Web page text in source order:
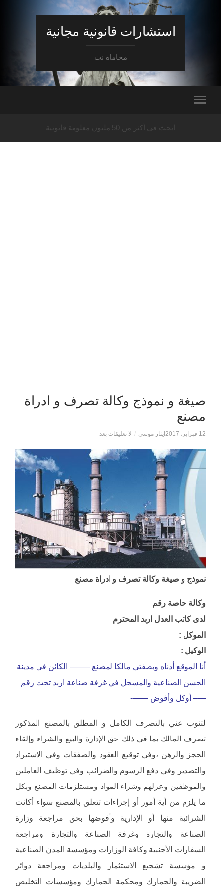
استشارات قانونية مجانية
محاماة نت
ابحث في أكثر من 50 مليون معلومة قانونية
صيغة و نموذج وكالة تصرف و ادراة
مصنع
12 فبراير، 2017 ايثار موسى / لا تعليقات بعد
نموذج و صيغة وكالة تصرف و ادراة مصنع
وكالة خاصة رقم
لدى كاتب العدل اربد المحترم
الموكل :
الوكيل :
أنا الموقع أدناه وبصفتي مالكا لمصنع ——– الكائن في مدينة
الحسن الصناعية والمسجل في غرفة صناعة اربد تحت رقم
—– أوكل وأفوض ——-
لتنوب عني بالتصرف الكامل و المطلق بالمصنع المذكور
تصرف المالك بما في ذلك حق الإدارة والبيع والشراء وإلقاء
الحجز والرهن ،وفي توقيع العقود والصفقات وفي الاستيراد
والتصدير وفي دفع الرسوم والضرائب وفي توظيف العاملين
والموظفين وعزلهم وشراء المواد ومستلزمات المصنع وبكل
ما يلزم من أية أمور أو إجراءات تتعلق بالمصنع سواء أكانت
الشرائية منها أو الإدارية وأفوضها بحق مراجعة وزارة
الصناعة والتجارة وغرفة الصناعة والتجارة ومراجعة
السفارات الأجنبية وكافة الوزارات ومؤسسة المدن الصناعية
و مؤسسة تشجيع الاستثمار والبلديات ومراجعة دوائر
الضريبة والجمارك ومحكمة الجمارك ومؤسسات التخليص